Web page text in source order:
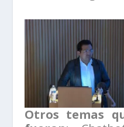
Otros temas